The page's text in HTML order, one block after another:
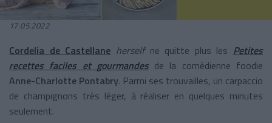
17.05.2022
Cordelia de Castellane herself ne quitte plus les Petites
recettes faciles et gourmandesde la comédienne foodie
Anne-Charlotte Pontabry. Parmi ses trouvailles, un carpaccio
de champignons très léger, à réaliser en quelques minutes
seulement.